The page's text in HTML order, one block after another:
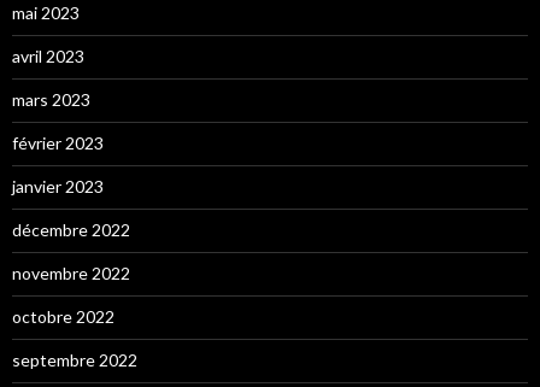
mai 2023
avril 2023
mars 2023
février 2023
janvier 2023
décembre 2022
novembre 2022
octobre 2022
septembre 2022